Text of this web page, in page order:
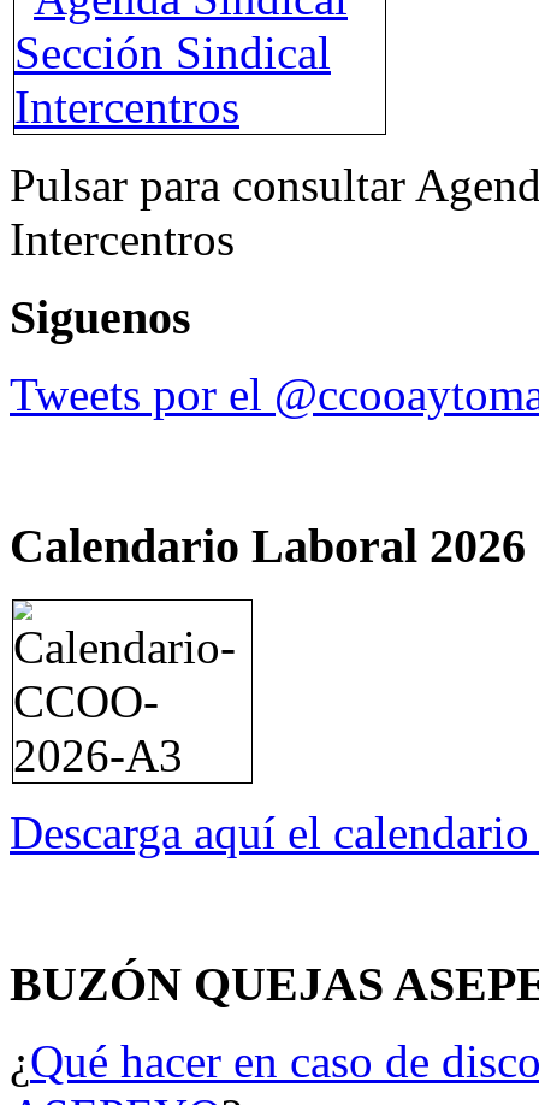
Pulsar para consultar
Intercentros
Siguenos
Tweets por el
Calendario Laboral 2026
Descarga aquí el
BUZÓN QUEJAS
¿Qué hacer en caso de